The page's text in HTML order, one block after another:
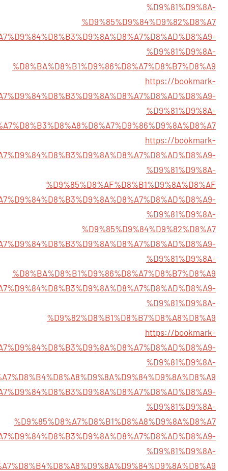
%D9%81%D9%8A-
%D9%85%D9%84%D9%82%D8%A7
%D9%81%D9%8A-
%D8%BA%D8%B1%D9%86%D8%A7%D8%B7%D8%A9
https://bookmark-
%D9%81%D9%8A-
https://bookmark-
%D9%81%D9%8A-
%D9%85%D8%AF%D8%B1%D9%8A%D8%AF
%D9%81%D9%8A-
%D9%85%D9%84%D9%82%D8%A7
%D9%81%D9%8A-
%D8%BA%D8%B1%D9%86%D8%A7%D8%B7%D8%A9
%D9%81%D9%8A-
%D9%82%D8%B1%D8%B7%D8%A8%D8%A9
https://bookmark-
%D9%81%D9%8A-
%D9%81%D9%8A-
%D9%85%D8%A7%D8%B1%D8%A8%D9%8A%D8%A7
%D9%81%D9%8A-